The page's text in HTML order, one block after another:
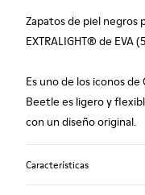
Zapatos de piel negros
EXTRALIGHT® de EVA
Es uno de los iconos
Beetle es ligero y
con un diseño original.
Características